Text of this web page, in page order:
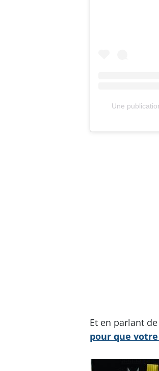
Une
Et en parlant
pour que